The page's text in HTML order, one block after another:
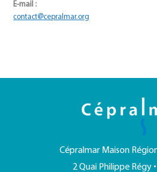
E-mail :
contact@cepralmar.org
Cépralmar Maison
2 Quai Philippe Régy